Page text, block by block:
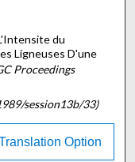
du
Ligneuses D'une
Proceedings
session13b/33)
Option